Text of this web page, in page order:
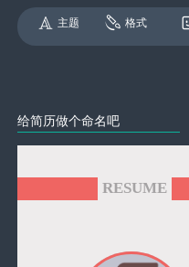
主题 格式